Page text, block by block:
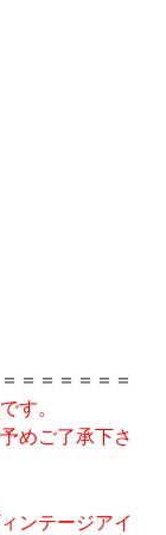
＝＝＝＝＝＝
す。
めご了承下さ
ンテージアイ